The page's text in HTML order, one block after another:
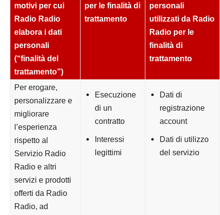
motivi per cui
Radio Radio
elabora i dati
personali
(“finalità del
trattamento”)
per le finalità di
trattamento
personali
utilizzati da Radio
Radio per le
finalità di
trattamento
Per erogare,
personalizzare e
migliorare
l’esperienza
rispetto al
Servizio Radio
Radio e altri
servizi e prodotti
offerti da Radio
Radio, ad
Esecuzione
di un
contratto
Interessi
legittimi
Dati di
registrazione
account
Dati di utilizzo
del servizio